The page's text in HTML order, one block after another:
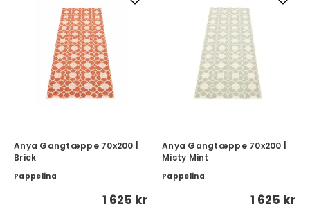
Anya Gangtæppe 70x200 |
Brick
Pappelina
1 625 kr
Anya Gangtæppe 70x200 |
Misty Mint
Pappelina
1 625 kr